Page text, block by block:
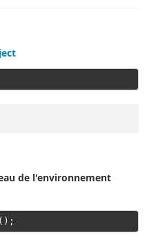
de l'environnement